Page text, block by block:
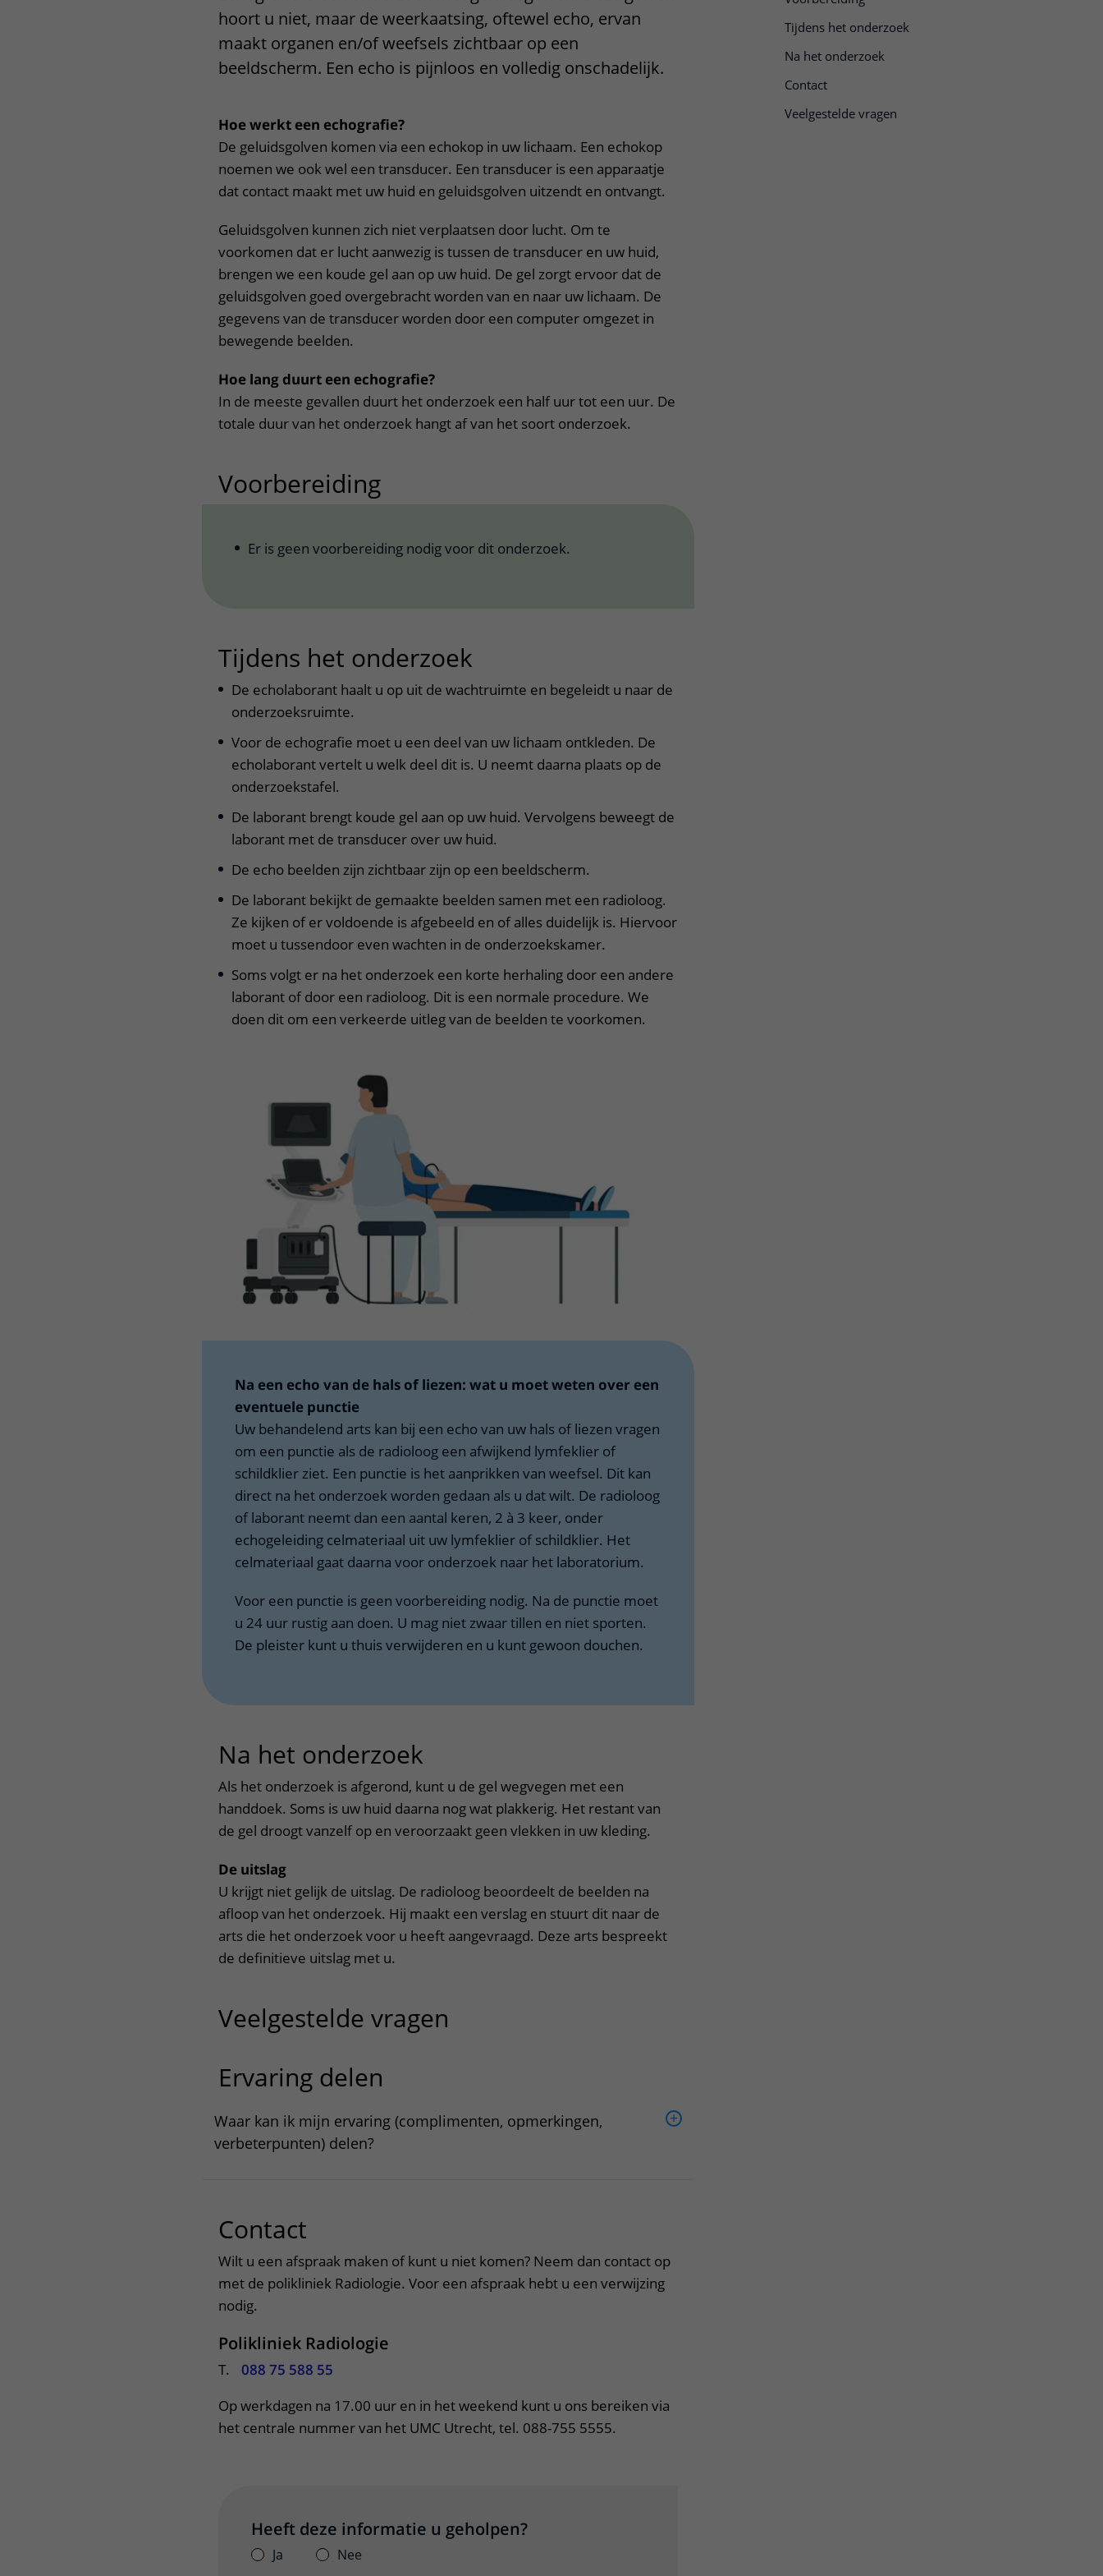
Bezoektijden
Wijzigen patiëntgegevens
Contact met verpleegafdeling
Het Wilhelmina
Kinderziekenhuis
Tijdens het onderzoek
Na het onderzoek
Contact
Veelgestelde vragen
hoort u niet, maar de weerkaatsing, oftewel echo, ervan
maakt organen en/of weefsels zichtbaar op een
beeldscherm. Een echo is pijnloos en volledig onschadelijk.
Hoe werkt een echografie?
De geluidsgolven komen via een echokop in uw lichaam. Een echokop
noemen we ook wel een transducer. Een transducer is een apparaatje
dat contact maakt met uw huid en geluidsgolven uitzendt en ontvangt.
Geluidsgolven kunnen zich niet verplaatsen door lucht. Om te
voorkomen dat er lucht aanwezig is tussen de transducer en uw huid,
brengen we een koude gel aan op uw huid. De gel zorgt ervoor dat de
geluidsgolven goed overgebracht worden van en naar uw lichaam. De
gegevens van de transducer worden door een computer omgezet in
bewegende beelden.
Hoe lang duurt een echografie?
In de meeste gevallen duurt het onderzoek een half uur tot een uur. De
totale duur van het onderzoek hangt af van het soort onderzoek.
Voorbereiding
Er is geen voorbereiding nodig voor dit onderzoek.
Tijdens het onderzoek
De echolaborant haalt u op uit de wachtruimte en begeleidt u naar de
onderzoeksruimte.
Voor de echografie moet u een deel van uw lichaam ontkleden. De
echolaborant vertelt u welk deel dit is. U neemt daarna plaats op de
onderzoekstafel.
De laborant brengt koude gel aan op uw huid. Vervolgens beweegt de
laborant met de transducer over uw huid.
De echo beelden zijn zichtbaar zijn op een beeldscherm.
De laborant bekijkt de gemaakte beelden samen met een radioloog.
Ze kijken of er voldoende is afgebeeld en of alles duidelijk is. Hiervoor
moet u tussendoor even wachten in de onderzoekskamer.
Soms volgt er na het onderzoek een korte herhaling door een andere
laborant of door een radioloog. Dit is een normale procedure. We
doen dit om een verkeerde uitleg van de beelden te voorkomen.
Na een echo van de hals of liezen: wat u moet weten over een
eventuele punctie
Uw behandelend arts kan bij een echo van uw hals of liezen vragen
om een punctie als de radioloog een afwijkend lymfeklier of
schildklier ziet. Een punctie is het aanprikken van weefsel. Dit kan
direct na het onderzoek worden gedaan als u dat wilt. De radioloog
of laborant neemt dan een aantal keren, 2 à 3 keer, onder
echogeleiding celmateriaal uit uw lymfeklier of schildklier. Het
celmateriaal gaat daarna voor onderzoek naar het laboratorium.
Voor een punctie is geen voorbereiding nodig. Na de punctie moet
u 24 uur rustig aan doen. U mag niet zwaar tillen en niet sporten.
De pleister kunt u thuis verwijderen en u kunt gewoon douchen.
Na het onderzoek
Als het onderzoek is afgerond, kunt u de gel wegvegen met een
handdoek. Soms is uw huid daarna nog wat plakkerig. Het restant van
de gel droogt vanzelf op en veroorzaakt geen vlekken in uw kleding.
De uitslag
U krijgt niet gelijk de uitslag. De radioloog beoordeelt de beelden na
afloop van het onderzoek. Hij maakt een verslag en stuurt dit naar de
arts die het onderzoek voor u heeft aangevraagd. Deze arts bespreekt
de definitieve uitslag met u.
Veelgestelde vragen
Ervaring delen
Waar kan ik mijn ervaring (complimenten, opmerkingen,
verbeterpunten) delen?
Contact
Wilt u een afspraak maken of kunt u niet komen? Neem dan contact op
met de polikliniek Radiologie. Voor een afspraak hebt u een verwijzing
nodig.
Polikliniek Radiologie
T.
088 75 588 55
Op werkdagen na 17.00 uur en in het weekend kunt u ons bereiken via
het centrale nummer van het UMC Utrecht, tel. 088-755 5555.
Heeft deze informatie u geholpen?
Ja Nee